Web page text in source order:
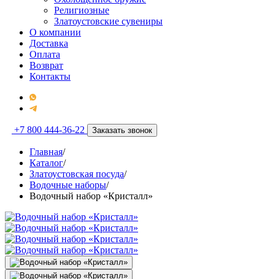
Религиозные
Златоустовские сувениры
О компании
Доставка
Оплата
Возврат
Контакты
+7 800 444-36-22 Заказать звонок
Главная/
Каталог/
Златоустовская посуда/
Водочные наборы/
Водочный набор «Кристалл»